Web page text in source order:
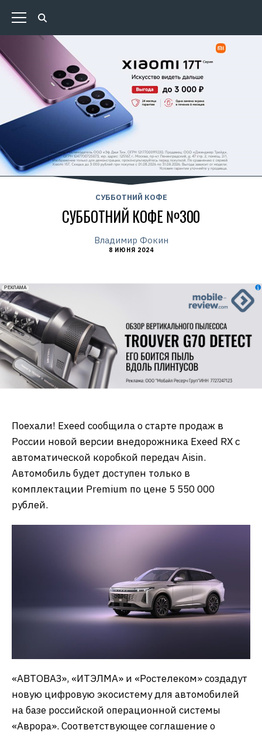
СУББОТНИЙ КОФЕ
СУББОТНИЙ КОФЕ №300
Владимир Фокин
8 ИЮНЯ 2024
erid: 2VfnxxmNzs5
РЕКЛАМА
Поехали! Exeed сообщила о старте продаж в
России новой версии внедорожника Exeed RX с
автоматической коробкой передач Aisin.
Автомобиль будет доступен только в
комплектации Premium по цене 5 550 000
рублей.
«АВТОВАЗ», «ИТЭЛМА» и «Ростелеком» создадут
новую цифровую экосистему для автомобилей
на базе российской операционной системы
«Аврора». Соответствующее соглашение о